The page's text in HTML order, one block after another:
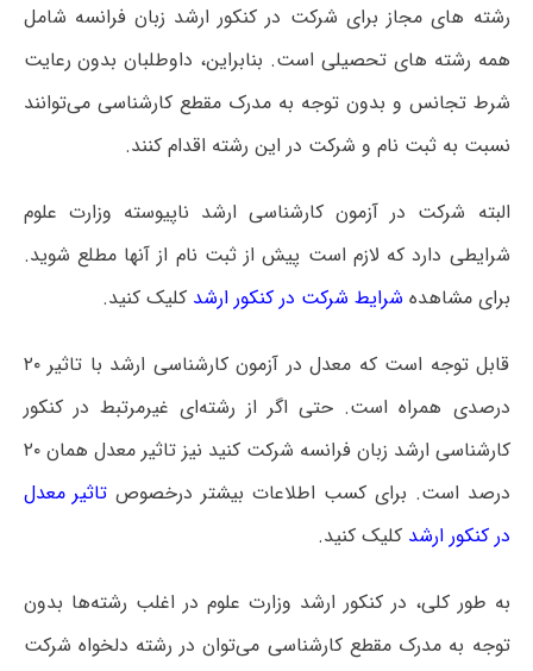
رشته های مجاز برای شرکت در کنکور ارشد زبان فرانسه شامل
همه رشته های تحصیلی است‌. بنابراین، داوطلبان بدون رعایت
شرط تجانس و بدون توجه به مدرک مقطع کارشناسی می‌توانند
نسبت به ثبت نام و شرکت در این رشته اقدام کنند.
البته شرکت در آزمون کارشناسی ارشد ناپیوسته وزارت علوم
شرایطی دارد که لازم است پیش از ثبت نام از آنها مطلع شوید.
برای مشاهده شرایط شرکت در کنکور ارشد کلیک کنید.
قابل توجه است که معدل در آزمون کارشناسی ارشد با تاثیر ۲۰
درصدی همراه است. حتی اگر از رشته‌ای غیرمرتبط در کنکور
کارشناسی ارشد زبان فرانسه شرکت کنید نیز تاثیر معدل همان ۲۰
درصد است. برای کسب اطلاعات بیشتر درخصوص تاثیر معدل
در کنکور ارشد کلیک کنید.
به طور کلی، در کنکور ارشد وزارت علوم در اغلب رشته‌ها بدون
توجه به مدرک مقطع کارشناسی می‌توان در رشته دلخواه شرکت